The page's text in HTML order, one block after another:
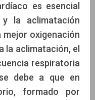
es esencial
la aclimatación
mejor oxigenación
la aclimatación, el
respiratoria
debe a que en
formado por